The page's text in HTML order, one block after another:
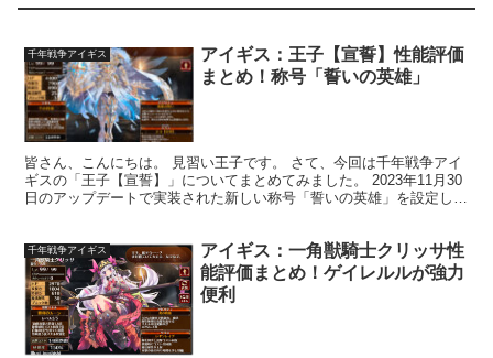
千年戦争アイギス
アイギス：王子【宣誓】性能評価
まとめ！称号「誓いの英雄」
皆さん、こんにちは。 見習い王子です。 さて、今回は千年戦争アイ
ギスの「王子【宣誓】」についてまとめてみました。 2023年11月30
日のアップデートで実装された新しい称号「誓いの英雄」を設定した
千年戦争アイギス
アイギス：一角獣騎士クリッサ性
能評価まとめ！ゲイレルルが強力
便利